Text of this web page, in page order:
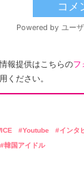
報提供はこちらのフ
用ください。
Youtube インタ
韓国アイドル